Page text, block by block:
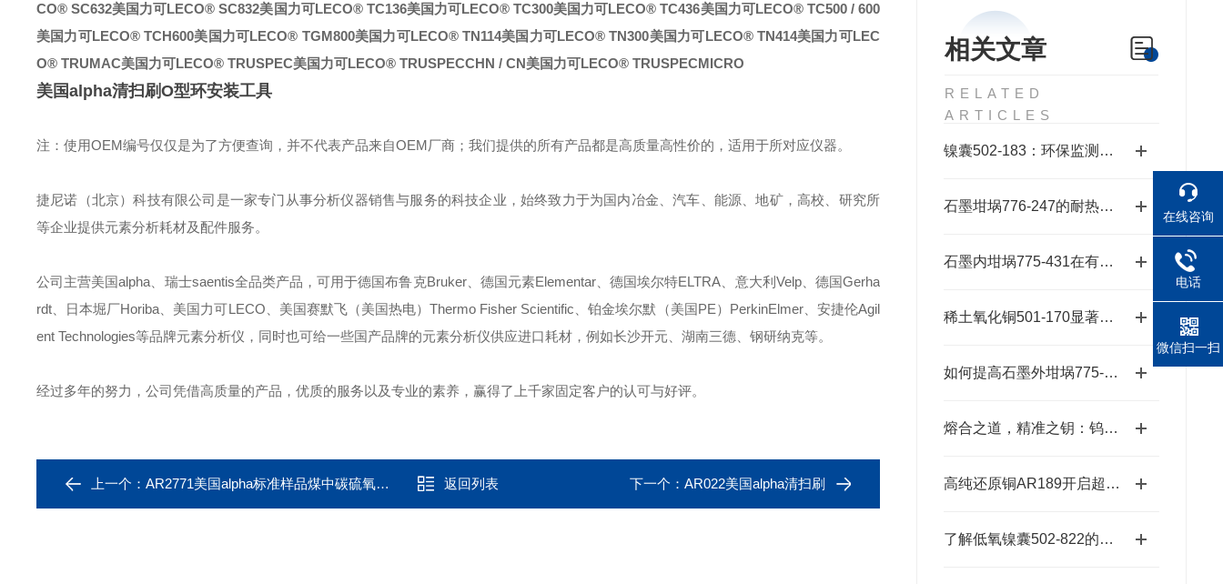
相关文章
RELATED
ARTICLES
镍囊502-183：环保监测的精准工具
石墨坩埚776-247的耐热温度范围是多少？
石墨内坩埚775-431在有色金属冶炼中的应用
稀土氧化铜501-170显著降低反应的活化能
如何提高石墨外坩埚775-433的使用寿命？
熔合之道，精准之钥：钨锡助熔剂501-008，XRF分析的伴侣
高纯还原铜AR189开启超纯金属新时代的“铜”话钥匙
了解低氧镍囊502-822的特性与应用
CO® SC632美国力可LECO® SC832美国力可LECO® TC136美国力可LECO® TC300美国力可LECO® TC436美国力可LECO® TC500 / 600
美国力可LECO® TCH600美国力可LECO® TGM800美国力可LECO® TN114美国力可LECO® TN300美国力可LECO® TN414美国力可LEC
O® TRUMAC美国力可LECO® TRUSPEC美国力可LECO® TRUSPECCHN / CN美国力可LECO® TRUSPECMICRO
美国alpha清扫刷O型环安装工具
注：使用OEM编号仅仅是为了方便查询，并不代表产品来自OEM厂商；我们提供的所有产品都是高质量高性价的，适用于所对应仪器。
捷尼诺（北京）科技有限公司是一家专门从事分析仪器销售与服务的科技企业，始终致力于为国内冶金、汽车、能源、地矿，高校、研究所
等企业提供元素分析耗材及配件服务。
公司主营美国alpha、瑞士saentis全品类产品，可用于德国布鲁克Bruker、德国元素Elementar、德国埃尔特ELTRA、意大利Velp、德国Gerha
rdt、日本堀厂Horiba、美国力可LECO、美国赛默飞（美国热电）Thermo Fisher Scientific、铂金埃尔默（美国PE）PerkinElmer、安捷伦Agil
ent Technologies等品牌元素分析仪，同时也可给一些国产品牌的元素分析仪供应进口耗材，例如长沙开元、湖南三德、钢研纳克等。
经过多年的努力，公司凭借高质量的产品，优质的服务以及专业的素养，赢得了上千家固定客户的认可与好评。
上一个： AR2771美国alpha标准样品煤中碳硫氧氮氢标样 返回列表 下一个： AR022美国alpha清扫刷
在线咨询
电话
微信扫一扫